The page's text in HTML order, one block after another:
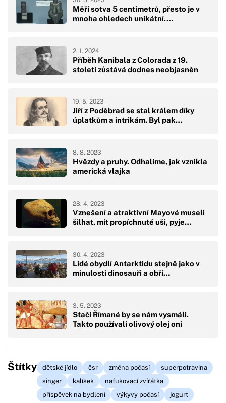
Měří sotva 5 centimetrů, přesto je v
mnoha ohledech unikátní.…
Příběh Kanibala z Colorada z 19.
století zůstává dodnes neobjasněn
2. 1. 2024
Jiří z Poděbrad se stal králem díky
úplatkům a intrikám. Byl pak…
19. 5. 2023
Hvězdy a pruhy. Odhalíme, jak vznikla
americká vlajka
8. 8. 2023
Vznešení a atraktivní Mayové museli
šilhat, mít propíchnuté uši, pyje…
28. 4. 2023
Lidé obydlí Antarktidu stejně jako v
minulosti dinosauři a obří…
30. 4. 2023
Stačí Římané by se nám vysmáli.
Takto používali olivový olej oni
3. 5. 2023
Štítky dětské jídlo čsr změna počasí
superpotravina
singer
kalíšek
nafukovací zvířátka
příspěvek na bydlení
výkyvy počasí jogurt